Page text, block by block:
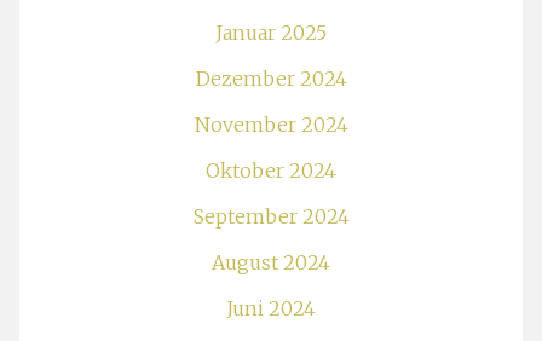
Januar 2025
Dezember 2024
November 2024
Oktober 2024
September 2024
August 2024
Juni 2024